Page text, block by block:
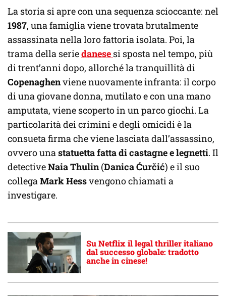
La storia si apre con una sequenza scioccante: nel
1987, una famiglia viene trovata brutalmente
assassinata nella loro fattoria isolata. Poi, la
trama della seriedanese si sposta nel tempo, più
di trent’anni dopo, allorché la tranquillità di
Copenaghenviene nuovamente infranta: il corpo
di una giovane donna, mutilato e con una mano
amputata, viene scoperto in un parco giochi. La
particolarità dei crimini e degli omicidi è la
consueta firma che viene lasciata dall’assassino,
ovvero unastatuetta fatta di castagne e legnetti. Il
detectiveNaia Thulin(Danica Ćurčić) e il suo
collegaMark Hessvengono chiamati a
investigare.
Su Netflix il legal thriller italiano
dal successo globale: tradotto
anche in cinese!